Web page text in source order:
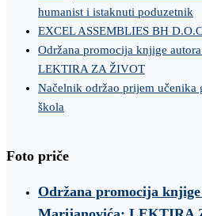
humanist i istaknuti poduzetnik
EXCEL ASSEMBLIES BH
Održana promocija knjige
LEKTIRA ZA ŽIVOT
Načelnik održao prijem učenika
škola
Foto priče
Održana promocija